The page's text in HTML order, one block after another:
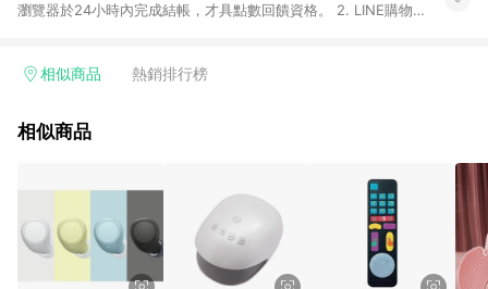
瀏覽器於24小時內完成結帳，才具點數回饋資格。 2. LINE購物
單，皆不在點數回饋範圍內。 3. 如購買以下類別商品，將無法獲
球嚴選、商城、專案商品、「草莓網」全館商品。 4. 如取消訂
回饋。 5. 點數回饋會扣除所有折扣優惠後之最終發票金額計算，
實際回饋請依LINE購物通知為主。 6. 訂單如有使用東森購物
ETMall站內之折扣優惠(包含但不限於東森幣、樂透金、東森現金
券等)，不具點數回饋資格。詳細請依東森購物ETMall之結帳頁面
顯示為準。 7. LINE購物設有「單一商品最高回饋點數」機制(特
殊活動時開放「回饋無上限」)，以同一訂單中同一商品不論件數
相似商品 熱銷排行榜
相似商品